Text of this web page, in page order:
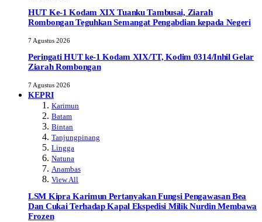
HUT Ke-1 Kodam XIX Tuanku Tambusai, Ziarah
Rombongan Teguhkan Semangat Pengabdian kepada Negeri
7 Agustus 2026
Peringati HUT ke-1 Kodam XIX/TT, Kodim 0314/Inhil Gelar
Ziarah Rombongan
7 Agustus 2026
KEPRI
Karimun
Batam
Bintan
Tanjungpinang
Lingga
Natuna
Anambas
View All
LSM Kipra Karimun Pertanyakan Fungsi Pengawasan Bea
Dan Cukai Terhadap Kapal Ekspedisi Milik Nurdin Membawa
Frozen